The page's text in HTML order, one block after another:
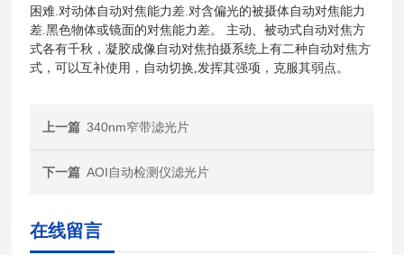
困难.对动体自动对焦能力差.对含偏光的被摄体自动对焦能力
差.黑色物体或镜面的对焦能力差。 主动、被动式自动对焦方
式各有千秋，凝胶成像自动对焦拍摄系统上有二种自动对焦方
式，可以互补使用，自动切换,发挥其强项，克服其弱点。
上一篇 340nm窄带滤光片
下一篇 AOI自动检测仪滤光片
在线留言